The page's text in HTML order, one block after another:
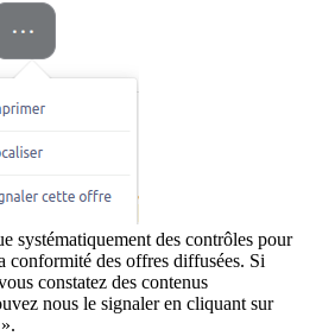
systématiquement des contrôles pour
conformité des offres diffusées. Si
constatez des contenus
nous le signaler en cliquant sur